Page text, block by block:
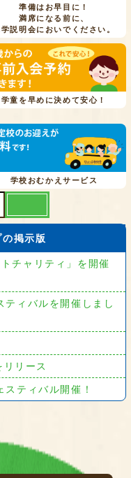
準備はお早目に！
満席になる前に、
学説明会においでください。
学童を早めに決めて安心！
学校おむかえサービス
掲示版
チャリティ」を開催
ィバルを開催しまし
リース
ティバル開催！